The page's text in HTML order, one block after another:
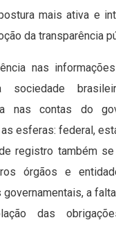
mais ativa e
da transparência
nas
sociedade
nas contas do
esferas: federal,
registro também
órgãos e
a
das